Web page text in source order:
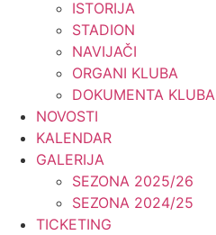
ISTORIJA
STADION
NAVIJAČI
ORGANI KLUBA
DOKUMENTA KLUBA
NOVOSTI
KALENDAR
GALERIJA
SEZONA 2025/26
SEZONA 2024/25
TICKETING